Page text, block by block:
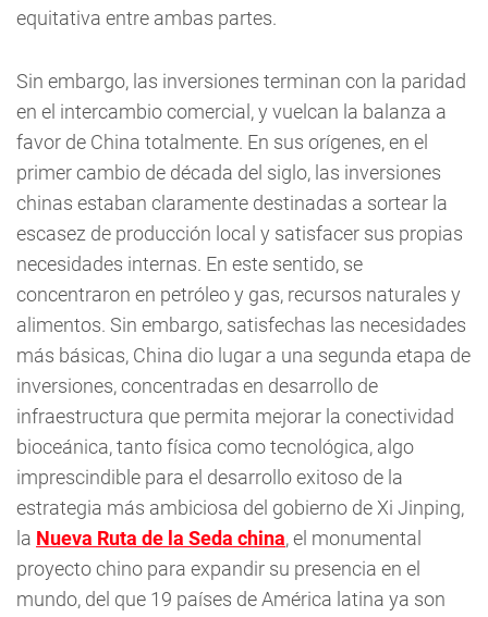
equitativa entre ambas partes.
Sin embargo, las inversiones terminan con la paridad
en el intercambio comercial, y vuelcan la balanza a
favor de China totalmente. En sus orígenes, en el
primer cambio de década del siglo, las inversiones
chinas estaban claramente destinadas a sortear la
escasez de producción local y satisfacer sus propias
necesidades internas. En este sentido, se
concentraron en petróleo y gas, recursos naturales y
alimentos. Sin embargo, satisfechas las necesidades
más básicas, China dio lugar a una segunda etapa de
inversiones, concentradas en desarrollo de
infraestructura que permita mejorar la conectividad
bioceánica, tanto física como tecnológica, algo
imprescindible para el desarrollo exitoso de la
estrategia más ambiciosa del gobierno de Xi Jinping,
la Nueva Ruta de la Seda china, el monumental
proyecto chino para expandir su presencia en el
mundo, del que 19 países de América latina ya son